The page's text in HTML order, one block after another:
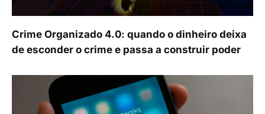
Crime Organizado 4.0: quando o dinheiro deixa
de esconder o crime e passa a construir poder